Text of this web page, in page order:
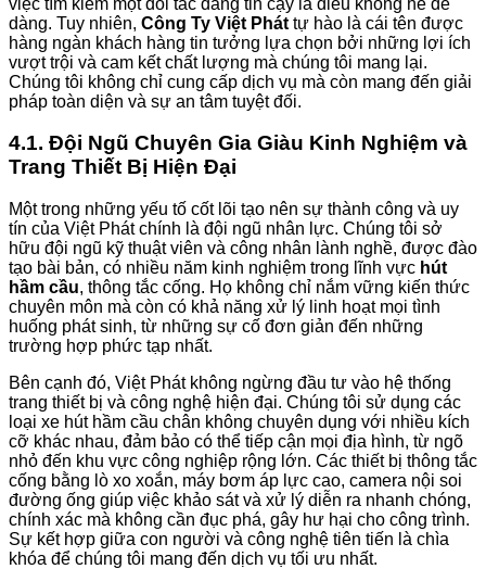
dàng. Tuy nhiên, Công Ty Việt Phát tự hào là cái tên được
hàng ngàn khách hàng tin tưởng lựa chọn bởi những lợi ích
vượt trội và cam kết chất lượng mà chúng tôi mang lại.
Chúng tôi không chỉ cung cấp dịch vụ mà còn mang đến giải
pháp toàn diện và sự an tâm tuyệt đối.
4.1. Đội Ngũ Chuyên Gia Giàu Kinh Nghiệm và
Trang Thiết Bị Hiện Đại
Một trong những yếu tố cốt lõi tạo nên sự thành công và uy
tín của Việt Phát chính là đội ngũ nhân lực. Chúng tôi sở
hữu đội ngũ kỹ thuật viên và công nhân lành nghề, được đào
tạo bài bản, có nhiều năm kinh nghiệm trong lĩnh vực hút
hầm cầu, thông tắc cống. Họ không chỉ nắm vững kiến thức
chuyên môn mà còn có khả năng xử lý linh hoạt mọi tình
huống phát sinh, từ những sự cố đơn giản đến những
trường hợp phức tạp nhất.
Bên cạnh đó, Việt Phát không ngừng đầu tư vào hệ thống
trang thiết bị và công nghệ hiện đại. Chúng tôi sử dụng các
loại xe hút hầm cầu chân không chuyên dụng với nhiều kích
cỡ khác nhau, đảm bảo có thể tiếp cận mọi địa hình, từ ngõ
nhỏ đến khu vực công nghiệp rộng lớn. Các thiết bị thông tắc
cống bằng lò xo xoắn, máy bơm áp lực cao, camera nội soi
đường ống giúp việc khảo sát và xử lý diễn ra nhanh chóng,
chính xác mà không cần đục phá, gây hư hại cho công trình.
Sự kết hợp giữa con người và công nghệ tiên tiến là chìa
khóa để chúng tôi mang đến dịch vụ tối ưu nhất.